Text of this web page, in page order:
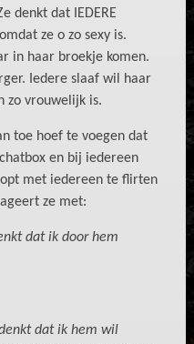
denkt dat IEDERE
ze o zo sexy is.
in haar broekje komen.
Iedere slaaf wil haar
zo vrouwelijk is.
toe hoef te voegen dat
en bij iedereen
met iedereen te flirten
ze met:
dat ik door hem
dat ik hem wil